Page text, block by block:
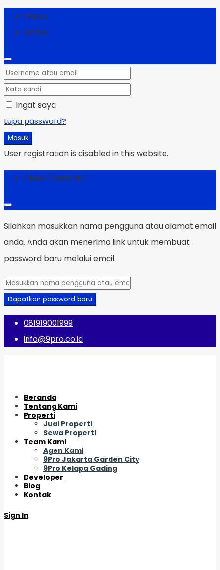
Masuk
Daftar
Ingat saya
Lupa password?
Masuk
User registration is disabled in this website.
Reset Password
Silahkan masukkan nama pengguna atau alamat email
anda. Anda akan menerima link untuk membuat
password baru melalui email.
Dapatkan password baru
081919001999
info@9pro.co.id
Beranda
Tentang Kami
Properti
Jual Properti
Sewa Properti
Team Kami
Agen Kami
9Pro Jakarta Garden City
9Pro Kelapa Gading
Developer
Blog
Kontak
Sign In